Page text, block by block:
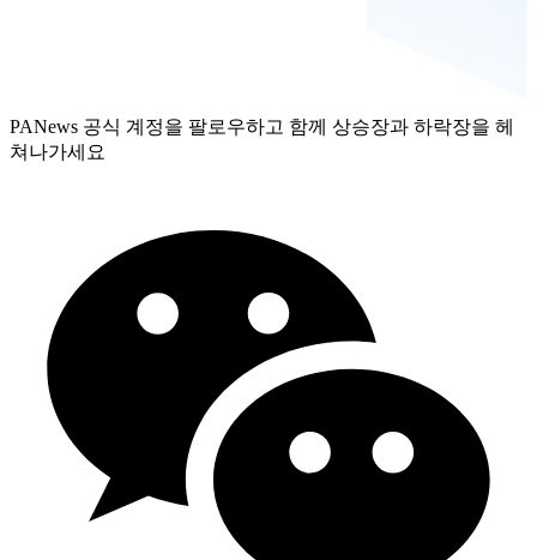
PANews 공식 계정을 팔로우하고 함께 상승장과 하락장을 헤
쳐나가세요